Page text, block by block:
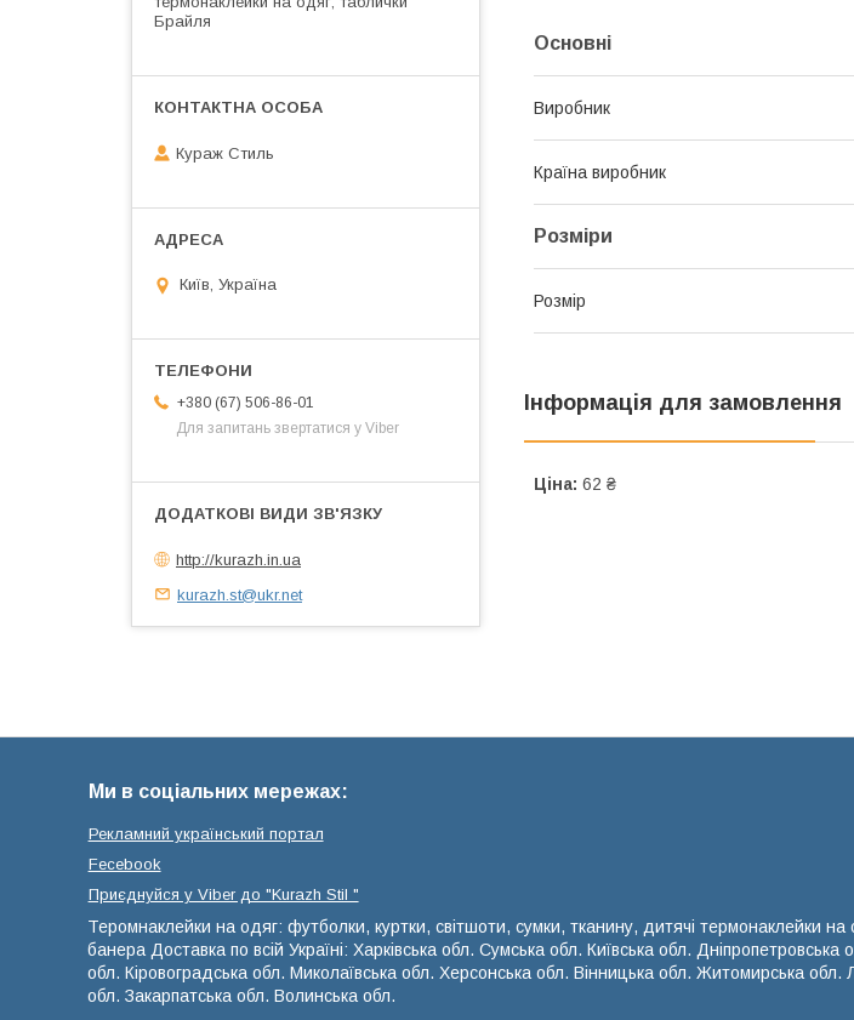
Основні
Виробник
Країна виробник
Розміри
Розмір
Інформація для замовлення
Ціна: 62 ₴
Брайля
Кураж Стиль
Київ, Україна
+380 (67) 506-86-01
Для запитань звертатися у Viber
http://kurazh.in.ua
kurazh.st@ukr.net
Ми в соціальних мережах:
Рекламний український портал
Fecebook
Приєднуйся у Viber до ⁨"Kurazh Stil "
Теромнаклейки на одяг: футболки, куртки, світшоти, сумки, тканину, дитячі термонаклейки
банера Доставка по всій Україні: Харківська обл. Сумська обл. Київська обл.
обл. Кіровоградська обл. Миколаївська обл. Херсонська обл. Вінницька обл. Житомирська обл.
обл. Закарпатська обл. Волинська обл.